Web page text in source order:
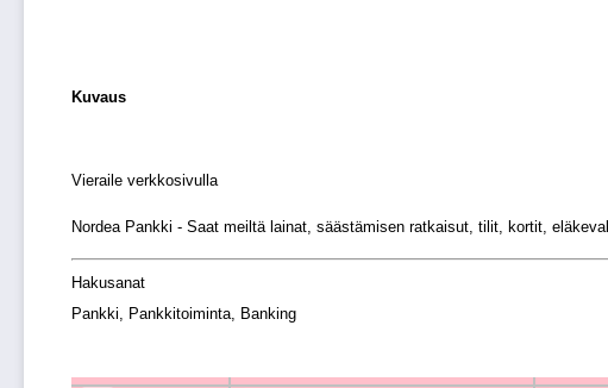
Kuvaus
Vieraile verkkosivulla
Nordea Pankki - Saat meiltä lainat, säästämisen ratkaisut, tilit, kortit,
Hakusanat
Pankki, Pankkitoiminta, Banking